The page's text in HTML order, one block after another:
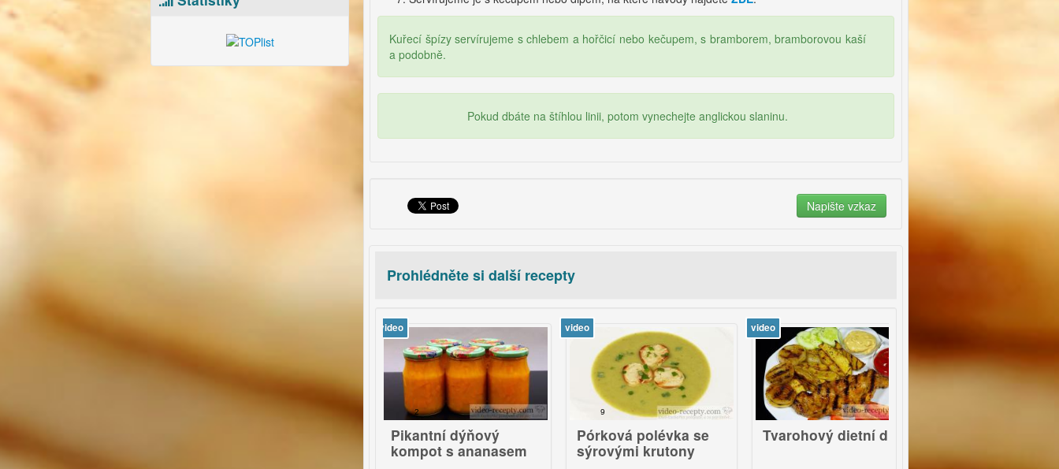
Kuřecí špízy servírujeme s chlebem a hořčicí nebo kečupem, s bramborem, bramborovou kaší
a podobně.
Pokud dbáte na štíhlou linii, potom vynechejte anglickou slaninu.
Prohlédněte si další recepty
Pikantní dýňový
kompot s ananasem
video
9
Pórková polévka se
sýrovými krutony
Tvarohový dietní dip
video